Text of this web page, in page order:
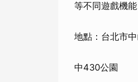
等不同遊戲機
地點：台北市
中430公園